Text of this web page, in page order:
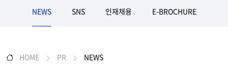
NEWS SNS 인재채용 E-BROCHURE
HOME PR NEWS